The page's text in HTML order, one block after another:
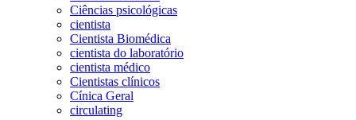
Ciências psicológicas
cientista
Cientista Biomédica
cientista do laboratório
cientista médico
Cientistas clínicos
Cínica Geral
circulating